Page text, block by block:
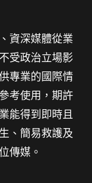
資深媒體從業
受政治立場影
專業的國際情
考使用，期許
能得到即時且
、簡易救護及
傳媒。